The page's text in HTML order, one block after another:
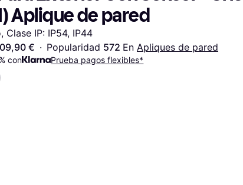
Cuenta Flex
Depósito a plazo fijo
Transportes Motorizados
Jardín y Patio
Electrodomésticos de
Cocina
Electrodomésticos
Aplique de pared
Clase IP: IP54, IP44
€ · Popularidad 572 En Apliques de pared
con
Prueba pagos flexibles*